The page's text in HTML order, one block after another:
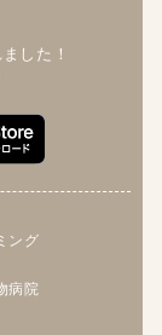
した！
ング
病院